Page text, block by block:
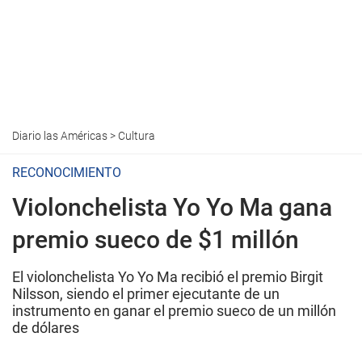
Diario las Américas> Cultura
RECONOCIMIENTO
Violonchelista Yo Yo Ma gana
premio sueco de $1 millón
El violonchelista Yo Yo Ma recibió el premio Birgit
Nilsson, siendo el primer ejecutante de un
instrumento en ganar el premio sueco de un millón
de dólares